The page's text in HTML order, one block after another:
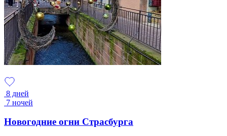
8 дней
7 ночей
Новогодние огни Страсбурга